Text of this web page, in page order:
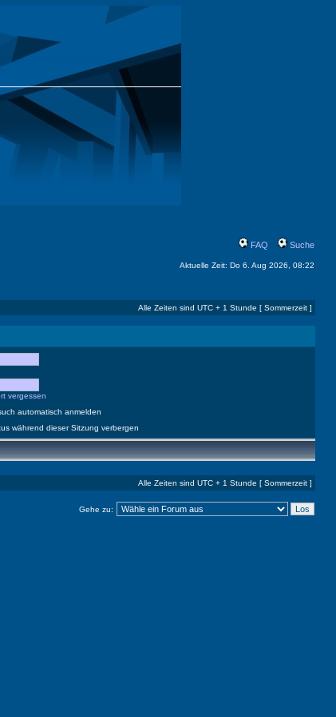
FAQ Suche
Aktuelle Zeit: Do 6. Aug 2026, 08:22
Alle Zeiten sind UTC + 1 Stunde [ Sommerzeit ]
vergessen
automatisch anmelden
während dieser Sitzung verbergen
Alle Zeiten sind UTC + 1 Stunde [ Sommerzeit ]
Gehe zu: